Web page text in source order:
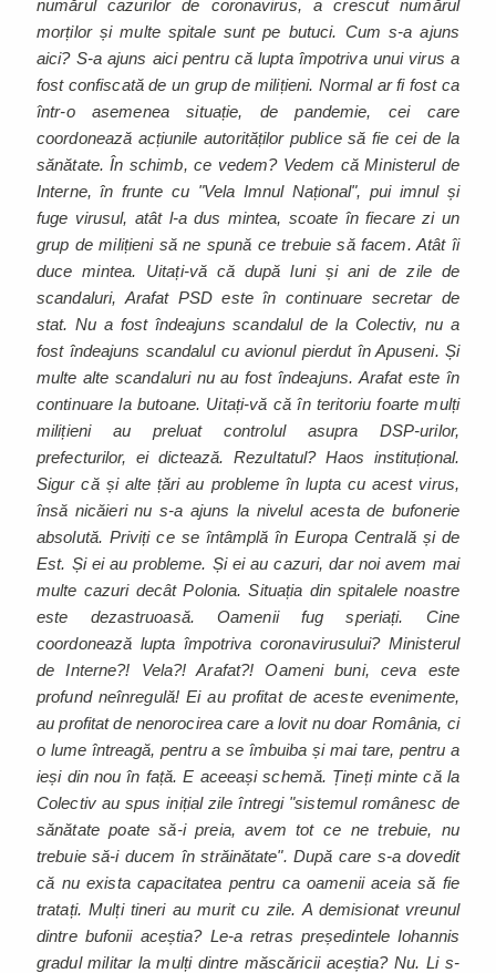
numărul cazurilor de coronavirus, a crescut numărul
morților și multe spitale sunt pe butuci. Cum s-a ajuns
aici? S-a ajuns aici pentru că lupta împotriva unui virus a
fost confiscată de un grup de milițieni. Normal ar fi fost ca
într-o asemenea situație, de pandemie, cei care
coordonează acțiunile autorităților publice să fie cei de la
sănătate. În schimb, ce vedem? Vedem că Ministerul de
Interne, în frunte cu "Vela Imnul Național", pui imnul și
fuge virusul, atât l-a dus mintea, scoate în fiecare zi un
grup de milițieni să ne spună ce trebuie să facem. Atât îi
duce mintea. Uitați-vă că după luni și ani de zile de
scandaluri, Arafat PSD este în continuare secretar de
stat. Nu a fost îndeajuns scandalul de la Colectiv, nu a
fost îndeajuns scandalul cu avionul pierdut în Apuseni. Și
multe alte scandaluri nu au fost îndeajuns. Arafat este în
continuare la butoane. Uitați-vă că în teritoriu foarte mulți
milițieni au preluat controlul asupra DSP-urilor,
prefecturilor, ei dictează. Rezultatul? Haos instituțional.
Sigur că și alte țări au probleme în lupta cu acest virus,
însă nicăieri nu s-a ajuns la nivelul acesta de bufonerie
absolută. Priviți ce se întâmplă în Europa Centrală și de
Est. Și ei au probleme. Și ei au cazuri, dar noi avem mai
multe cazuri decât Polonia. Situația din spitalele noastre
este dezastruoasă. Oamenii fug speriați. Cine
coordonează lupta împotriva coronavirusului? Ministerul
de Interne?! Vela?! Arafat?! Oameni buni, ceva este
profund neînregulă! Ei au profitat de aceste evenimente,
au profitat de nenorocirea care a lovit nu doar România, ci
o lume întreagă, pentru a se îmbuiba și mai tare, pentru a
ieși din nou în față. E aceeași schemă. Țineți minte că la
Colectiv au spus inițial zile întregi "sistemul românesc de
sănătate poate să-i preia, avem tot ce ne trebuie, nu
trebuie să-i ducem în străinătate". După care s-a dovedit
că nu exista capacitatea pentru ca oamenii aceia să fie
tratați. Mulți tineri au murit cu zile. A demisionat vreunul
dintre bufonii aceștia? Le-a retras președintele Iohannis
gradul militar la mulți dintre măscăricii aceștia? Nu. Li s-